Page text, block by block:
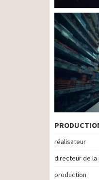
réalisateur
directeur de
production